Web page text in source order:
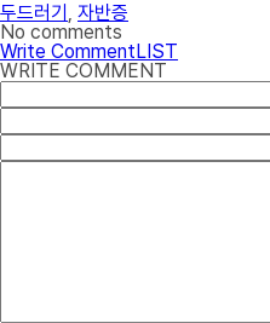
두드러기 , 자반증
No comments
Write Comment LIST
WRITE COMMENT